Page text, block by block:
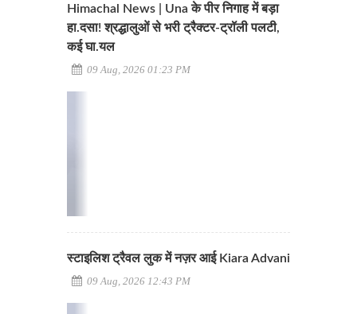
Himachal News | Una के पीर निगाह में बड़ा
हा.दसा! श्रद्धालुओं से भरी ट्रैक्टर-ट्रॉली पलटी,
कई घा.यल
09 Aug, 2026 01:23 PM
स्टाइलिश ट्रैवल लुक में नज़र आई Kiara Advani
09 Aug, 2026 12:43 PM